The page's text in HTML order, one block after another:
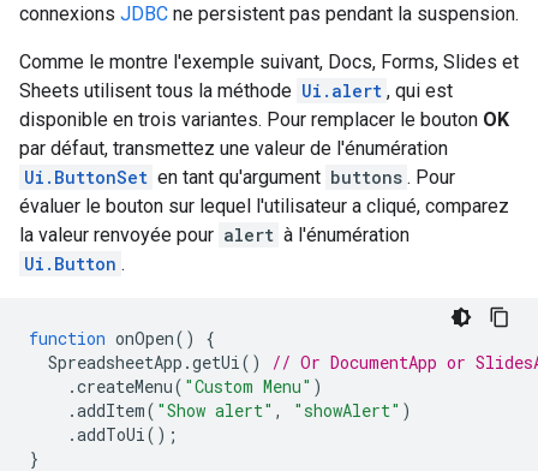
connexions JDBC ne persistent pas pendant la suspension.
Comme le montre l'exemple suivant, Docs, Forms, Slides et
Sheets utilisent tous la méthode Ui.alert , qui est
disponible en trois variantes. Pour remplacer le bouton OK
par défaut, transmettez une valeur de l'énumération
Ui.ButtonSet en tant qu'argument buttons . Pour
évaluer le bouton sur lequel l'utilisateur a cliqué, comparez
la valeur renvoyée pour alert à l'énumération
Ui.Button .
function onOpen()
{
SpreadsheetApp .getUi ()
// Or DocumentApp or
.createMenu( "Custom Menu" )
.addItem( "Show alert" , "showAlert" )
.addToUi ();
}